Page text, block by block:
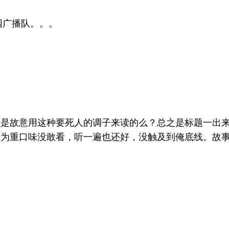
播队。。。
故意用这种要死人的调子来读的么？总之是标题一出
重口味没敢看，听一遍也还好，没触及到俺底线。故